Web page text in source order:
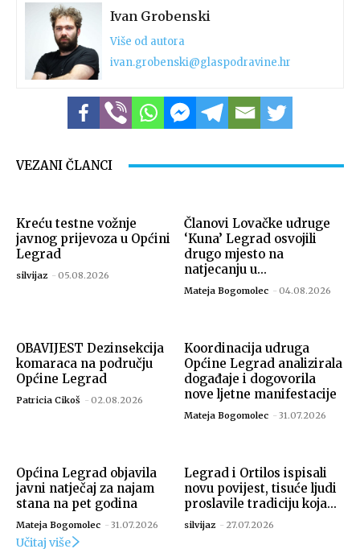
Ivan Grobenski
Više od autora
ivan.grobenski@glaspodravine.hr
VEZANI ČLANCI
Kreću testne vožnje
javnog prijevoza u Općini
Legrad
silvijaz - 05.08.2026
Članovi Lovačke udruge
‘Kuna’ Legrad osvojili
drugo mjesto na
natjecanju u...
Mateja Bogomolec - 04.08.2026
OBAVIJEST Dezinsekcija
komaraca na području
Općine Legrad
Patricia Cikoš - 02.08.2026
Koordinacija udruga
Općine Legrad analizirala
događaje i dogovorila
nove ljetne manifestacije
Mateja Bogomolec - 31.07.2026
Općina Legrad objavila
javni natječaj za najam
stana na pet godina
Mateja Bogomolec - 31.07.2026
Legrad i Ortilos ispisali
novu povijest, tisuće ljudi
proslavile tradiciju koja...
silvijaz - 27.07.2026
Učitaj više